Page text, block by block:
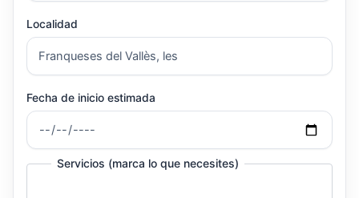
Localidad
Fecha de inicio estimada
Servicios (marca lo que necesites)